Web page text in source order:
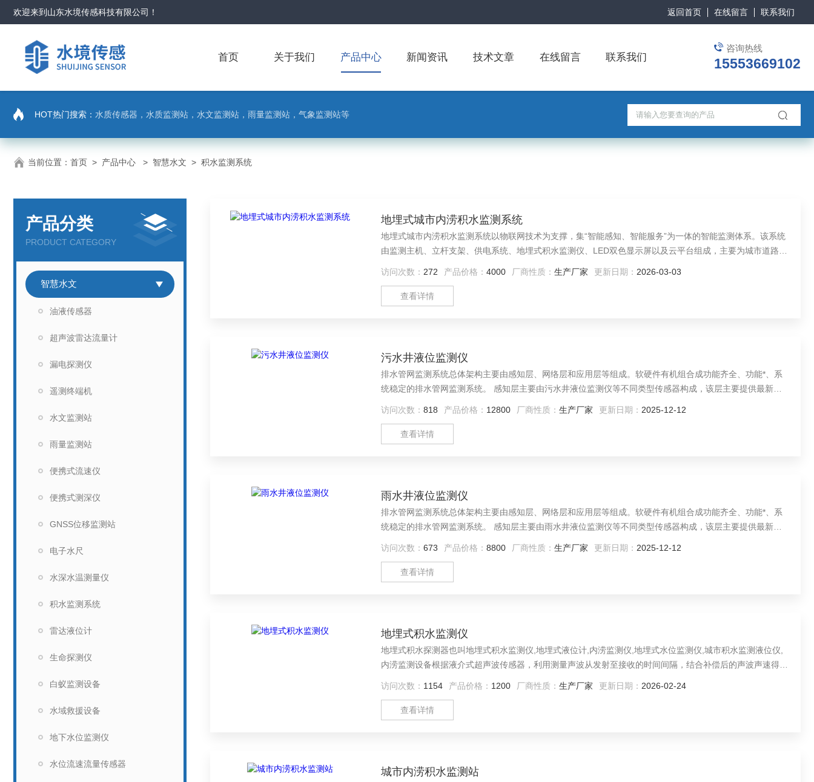
欢迎来到 山东水境传感科技有限公司 ！ 返回首页 在线留言 联系我们
咨询热线
15553669102
首页 关于我们 产品中心 新闻资讯 技术文章 在线留言 联系我们
HOT热门搜索： 水质传感器，水质监测站，水文监测站，雨量监测站，气象监测站等
当前位置： 首页 > 产品中心 > 智慧水文 > 积水监测系统
产品分类
PRODUCT CATEGORY
智慧水文
油液传感器
超声波雷达流量计
漏电探测仪
遥测终端机
水文监测站
雨量监测站
便携式流速仪
便携式测深仪
GNSS位移监测站
电子水尺
水深水温测量仪
积水监测系统
雷达液位计
生命探测仪
白蚁监测设备
水域救援设备
地下水位监测仪
水位流速流量传感器
地埋式城市内涝积水监测系统
地埋式城市内涝积水监测系统以物联网技术为支撑，集“智能感知、智能服务”为一体的智能监测体系。该系统
由监测主机、立杆支架、供电系统、地埋式积水监测仪、LED双色显示屏以及云平台组成，主要为城市道路、
访问次数： 272 产品价格： 4000 厂商性质： 生产厂家 更新日期： 2026-03-03
查看详情
污水井液位监测仪
排水管网监测系统总体架构主要由感知层、网络层和应用层等组成。软硬件有机组合成功能齐全、功能*、系
统稳定的排水管网监测系统。 感知层主要由污水井液位监测仪等不同类型传感器构成，该层主要提供最新实
访问次数： 818 产品价格： 12800 厂商性质： 生产厂家 更新日期： 2025-12-12
查看详情
雨水井液位监测仪
排水管网监测系统总体架构主要由感知层、网络层和应用层等组成。软硬件有机组合成功能齐全、功能*、系
统稳定的排水管网监测系统。 感知层主要由雨水井液位监测仪等不同类型传感器构成，该层主要提供最新实
访问次数： 673 产品价格： 8800 厂商性质： 生产厂家 更新日期： 2025-12-12
查看详情
地埋式积水监测仪
地埋式积水探测器也叫地埋式积水监测仪,地埋式液位计,内涝监测仪,地埋式水位监测仪,城市积水监测液位仪,
内涝监测设备根据液介式超声波传感器，利用测量声波从发射至接收的时间间隔，结合补偿后的声波声速得到
访问次数： 1154 产品价格： 1200 厂商性质： 生产厂家 更新日期： 2026-02-24
查看详情
城市内涝积水监测站